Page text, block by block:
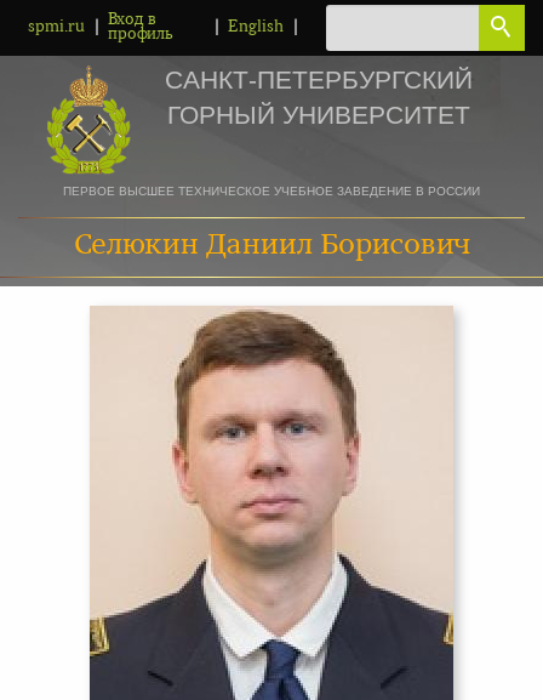
spmi.ru
Вход в
профиль
English
САНКТ-ПЕТЕРБУРГСКИЙ
ГОРНЫЙ УНИВЕРСИТЕТ
ПЕРВОЕ ВЫСШЕЕ ТЕХНИЧЕСКОЕ УЧЕБНОЕ ЗАВЕДЕНИЕ В РОССИИ
Селюкин Даниил Борисович